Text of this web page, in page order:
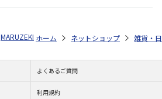
MARUZEKI BRITTOリストウォッチセット-M (
ホーム ネットショップ 雑貨・
よくあるご質問
利用規約